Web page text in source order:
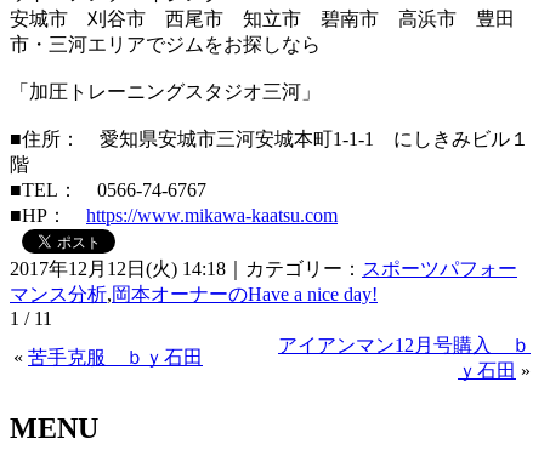
安城市 刈谷市 西尾市 知立市 碧南市 高浜市 豊田
市・三河エリアでジムをお探しなら
「加圧トレーニングスタジオ三河」
■住所： 愛知県安城市三河安城本町1-1-1 にしきみビル１
階
■TEL： 0566-74-6767
■HP： https://www.mikawa-kaatsu.com
2017年12月12日(火) 14:18｜カテゴリー： スポーツパフォー
マンス分析,岡本オーナーのHave a nice day!
1 / 11
« 苦手克服 ｂｙ石田
アイアンマン12月号購入 ｂ
ｙ石田 »
MENU